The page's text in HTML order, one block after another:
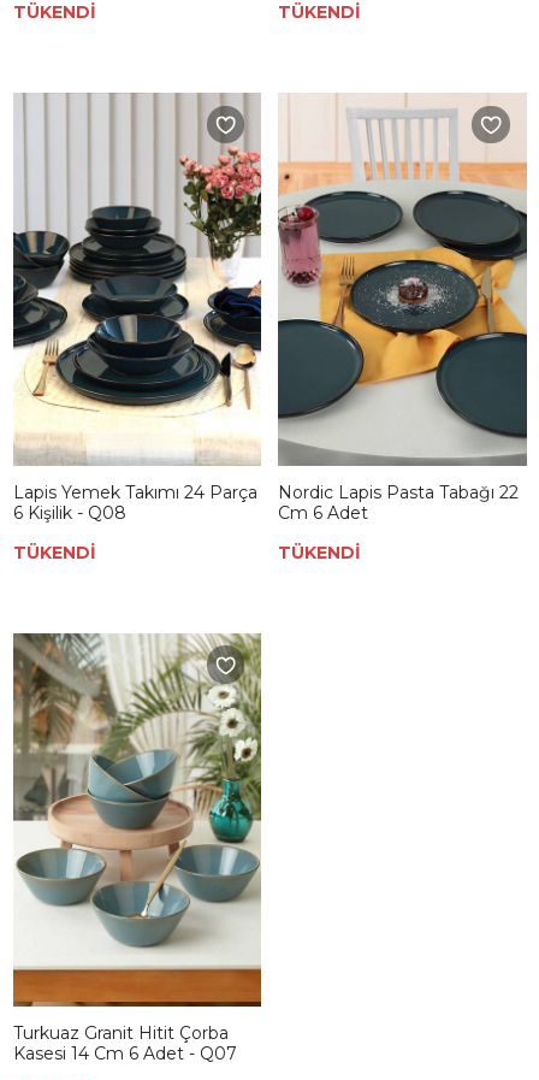
TÜKENDİ
TÜKENDİ
Lapis Yemek Takımı 24 Parça
6 Kişilik - Q08
TÜKENDİ
Nordic Lapis Pasta Tabağı 22
Cm 6 Adet
TÜKENDİ
Turkuaz Granit Hitit Çorba
Kasesi 14 Cm 6 Adet - Q07